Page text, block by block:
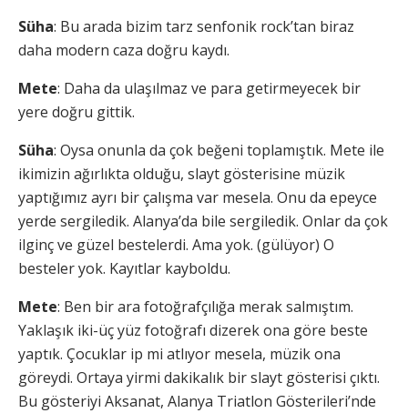
Süha: Bu arada bizim tarz senfonik rock’tan biraz
daha modern caza doğru kaydı.
Mete: Daha da ulaşılmaz ve para getirmeyecek bir
yere doğru gittik.
Süha: Oysa onunla da çok beğeni toplamıştık. Mete ile
ikimizin ağırlıkta olduğu, slayt gösterisine müzik
yaptığımız ayrı bir çalışma var mesela. Onu da epeyce
yerde sergiledik. Alanya’da bile sergiledik. Onlar da çok
ilginç ve güzel bestelerdi. Ama yok. (gülüyor) O
besteler yok. Kayıtlar kayboldu.
Mete: Ben bir ara fotoğrafçılığa merak salmıştım.
Yaklaşık iki-üç yüz fotoğrafı dizerek ona göre beste
yaptık. Çocuklar ip mi atlıyor mesela, müzik ona
göreydi. Ortaya yirmi dakikalık bir slayt gösterisi çıktı.
Bu gösteriyi Aksanat, Alanya Triatlon Gösterileri’nde